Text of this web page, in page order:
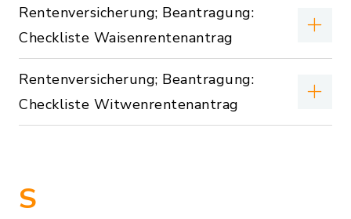
Rentenversicherung; Beantragung:
Checkliste Waisenrentenantrag
Rentenversicherung; Beantragung:
Checkliste Witwenrentenantrag
S